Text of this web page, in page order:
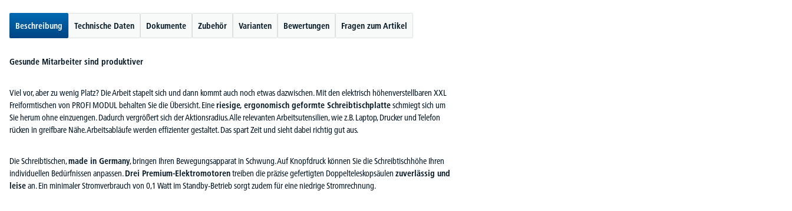
Beschreibung Technische Daten Dokumente Zubehör Varianten Bewertungen Fragen zum Artikel
Gesunde Mitarbeiter sind produktiver
Viel vor, aber zu wenig Platz? Die Arbeit stapelt sich und dann kommt auch noch etwas dazwischen. Mit den elektrisch höhenverstellbaren XXL
Freiformtischen von PROFI MODUL behalten Sie die Übersicht. Eineriesige, ergonomisch geformte Schreibtischplatteschmiegt sich um
Sie herum ohne einzuengen. Dadurch vergrößert sich der Aktionsradius. Alle relevanten Arbeitsutensilien, wie z.B. Laptop, Drucker und Telefon
rücken in greifbare Nähe. Arbeitsabläufe werden effizienter gestaltet. Das spart Zeit und sieht dabei richtig gut aus.
Die Schreibtischen,made in Germany, bringen Ihren Bewegungsapparat in Schwung. Auf Knopfdruck können Sie die Schreibtischhöhe Ihren
individuellen Bedürfnissen anpassen.Drei Premium-Elektromotorentreiben die präzise gefertigten Doppelteleskopsäulen zuverlässig und
leisean. Ein minimaler Stromverbrauch von 0,1 Watt im Standby-Betrieb sorgt zudem für eine niedrige Stromrechnung.